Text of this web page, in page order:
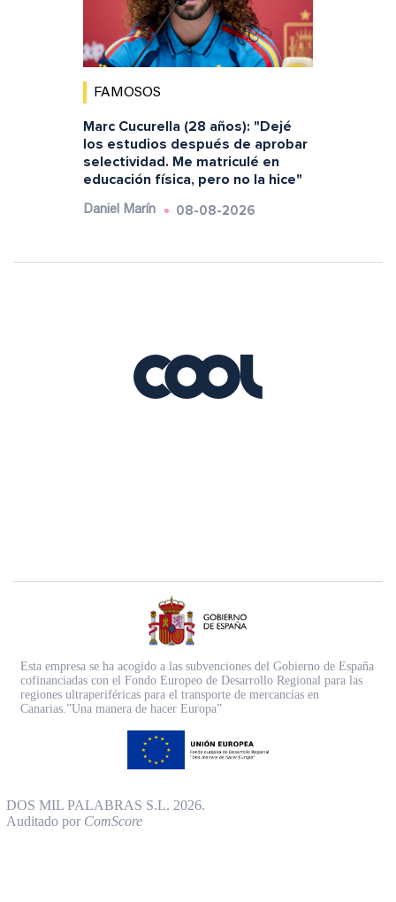
FAMOSOS
Marc Cucurella (28 años): "Dejé
los estudios después de aprobar
selectividad. Me matriculé en
educación física, pero no la hice"
Daniel Marín 08-08-2026
Esta empresa se ha acogido a las subvenciones del Gobierno de España
cofinanciadas con el Fondo Europeo de Desarrollo Regional para las
regiones ultraperiféricas para el transporte de mercancías en
Canarias.”Una manera de hacer Europa”
DOS MIL PALABRAS S.L. 2026.
Auditado por ComScore